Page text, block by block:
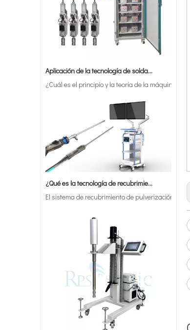
¿Cuál es el principio y la teoría de la máquina
¿Qué es la tecnología de recubrimiento por pulverización ultrasónica de endoscopio semiconductor?
El sistema de recubrimiento de pulverización